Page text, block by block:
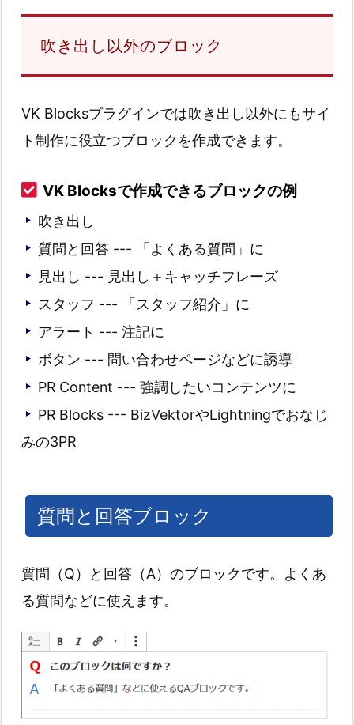
吹き出し以外のブロック
VK Blocksプラグインでは吹き出し以外にもサイ
ト制作に役立つブロックを作成できます。
VK Blocksで作成できるブロックの例
吹き出し
質問と回答 --- 「よくある質問」に
見出し --- 見出し＋キャッチフレーズ
スタッフ --- 「スタッフ紹介」に
アラート --- 注記に
ボタン --- 問い合わせページなどに誘導
PR Content --- 強調したいコンテンツに
PR Blocks --- BizVektorやLightningでおなじ
みの3PR
質問と回答ブロック
質問（Q）と回答（A）のブロックです。よくあ
る質問などに使えます。